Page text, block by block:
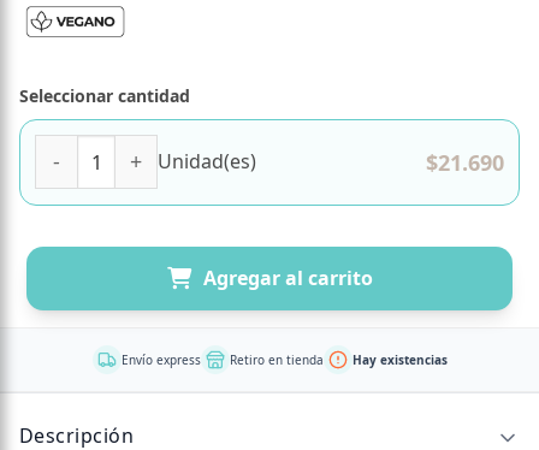
Seleccionar cantidad
Unidad(es) $21.690
Agregar al carrito
Envío express Retiro en tienda Hay existencias
Descripción